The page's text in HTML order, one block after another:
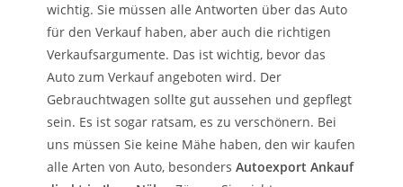
wichtig. Sie müssen alle Antworten über das Auto
für den Verkauf haben, aber auch die richtigen
Verkaufsargumente. Das ist wichtig, bevor das
Auto zum Verkauf angeboten wird. Der
Gebrauchtwagen sollte gut aussehen und gepflegt
sein. Es ist sogar ratsam, es zu verschönern. Bei
uns müssen Sie keine Mähe haben, den wir kaufen
alle Arten von Auto, besondersAutoexport Ankauf